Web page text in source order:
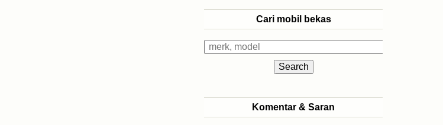
Cari mobil bekas
Komentar & Saran